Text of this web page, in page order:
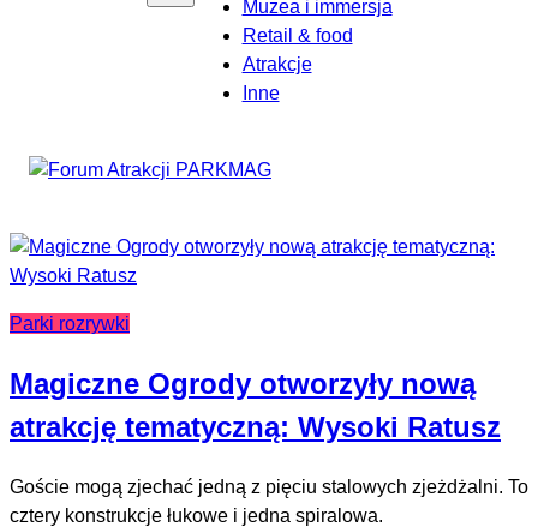
Muzea i immersja
Retail & food
Atrakcje
Inne
Parki rozrywki
Magiczne Ogrody otworzyły nową
atrakcję tematyczną: Wysoki Ratusz
Goście mogą zjechać jedną z pięciu stalowych zjeżdżalni. To
cztery konstrukcje łukowe i jedna spiralowa.